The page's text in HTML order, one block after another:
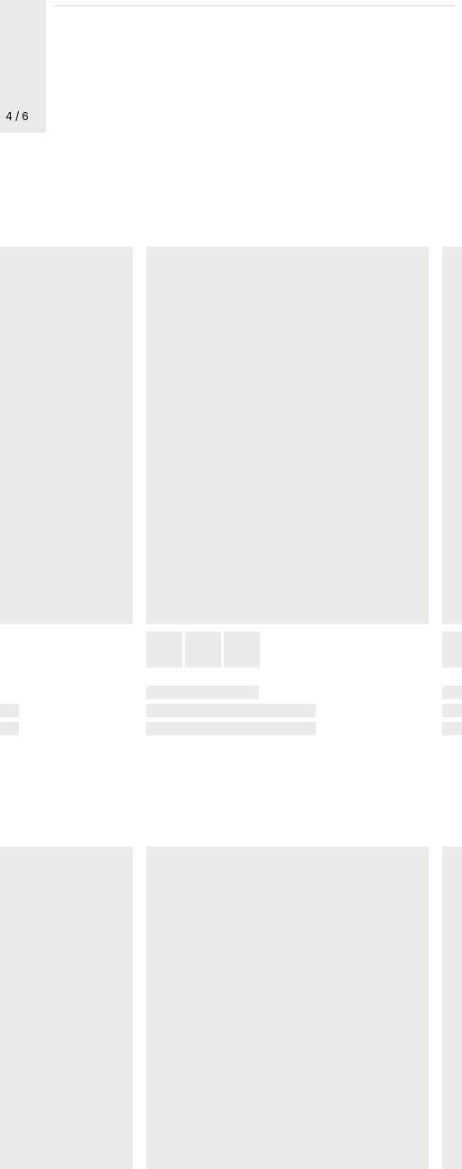
4 / 6